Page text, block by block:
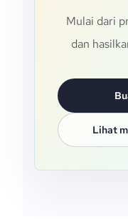
Mulai dari
dan
Lihat